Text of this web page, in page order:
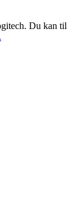
Du kan til